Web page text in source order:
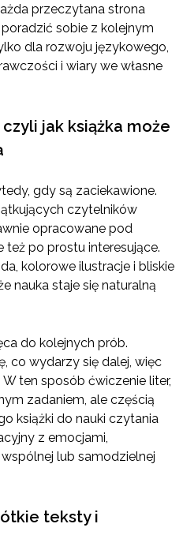
przeczytana strona
sobie z kolejnym
dla rozwoju językowego,
i wiary we własne
jak książka może
gdy są zaciekawione.
czytelników
opracowane pod
po prostu interesujące.
kolorowe ilustracje i bliskie
nauka staje się naturalną
do kolejnych prób.
co wydarzy się dalej, więc
ten sposób ćwiczenie liter,
zadaniem, ale częścią
książki do nauki czytania
z emocjami,
lub samodzielnej
teksty i